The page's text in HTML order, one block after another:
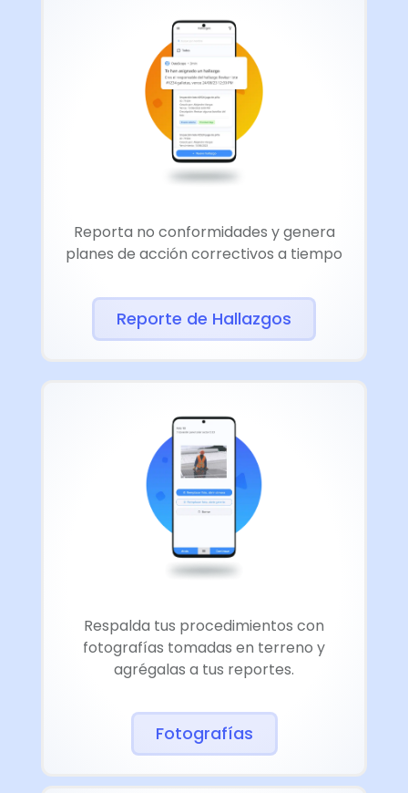
Reporta no conformidades y genera
planes de acción correctivos a tiempo
Reporte de Hallazgos
Respalda tus procedimientos con
fotografías tomadas en terreno y
agrégalas a tus reportes.
Fotografías